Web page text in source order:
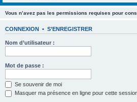
Vous n’avez pas les permissions requises pour
CONNEXION • S’ENREGISTRER
Nom d’utilisateur :
Mot de passe :
Se souvenir de moi
Masquer ma présence en ligne pour cette